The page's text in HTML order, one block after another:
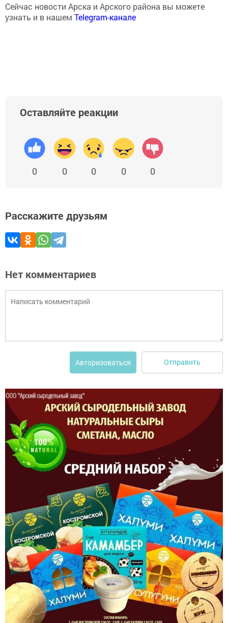
Сейчас новости Арска и Арского района вы можете
узнать и в нашем Telegram-канале
Оставляйте реакции
0 0 0 0 0
Расскажите друзьям
Нет комментариев
Авторизоваться Отправить